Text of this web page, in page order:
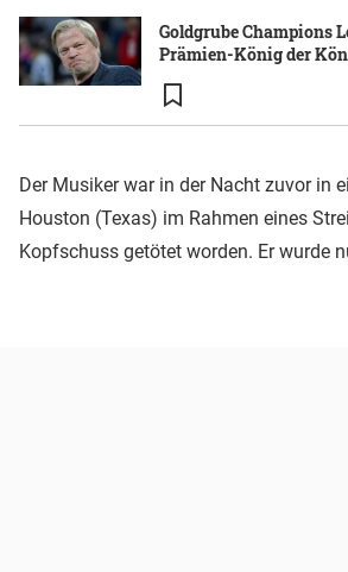
Goldgrube Champions
Prämien-König der
Der Musiker war in der Nacht zuvor in
Houston (Texas) im Rahmen eines
Kopfschuss getötet worden. Er wurde